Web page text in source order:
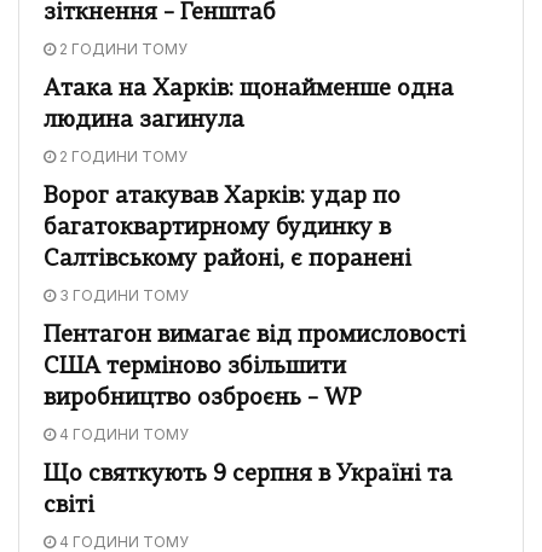
зіткнення – Генштаб
2 ГОДИНИ ТОМУ
Атака на Харків: щонайменше одна
людина загинула
2 ГОДИНИ ТОМУ
Ворог атакував Харків: удар по
багатоквартирному будинку в
Салтівському районі, є поранені
3 ГОДИНИ ТОМУ
Пентагон вимагає від промисловості
США терміново збільшити
виробництво озброєнь – WP
4 ГОДИНИ ТОМУ
Що святкують 9 серпня в Україні та
світі
4 ГОДИНИ ТОМУ